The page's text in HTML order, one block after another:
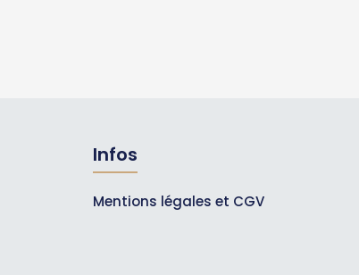
Infos
Mentions légales et CGV